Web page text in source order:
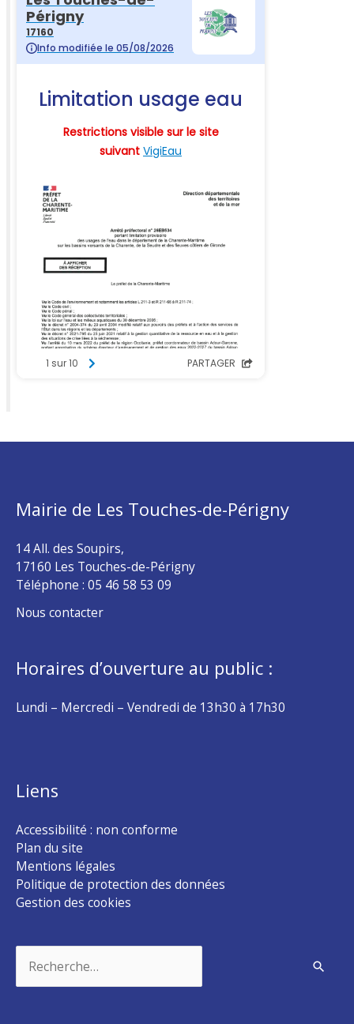
Mairie de Les Touches-de-Périgny
14 All. des Soupirs,
17160 Les Touches-de-Périgny
Téléphone : 05 46 58 53 09
Nous contacter
Horaires d’ouverture au public :
Lundi – Mercredi – Vendredi de 13h30 à 17h30
Liens
Accessibilité : non conforme
Plan du site
Mentions légales
Politique de protection des données
Gestion des cookies